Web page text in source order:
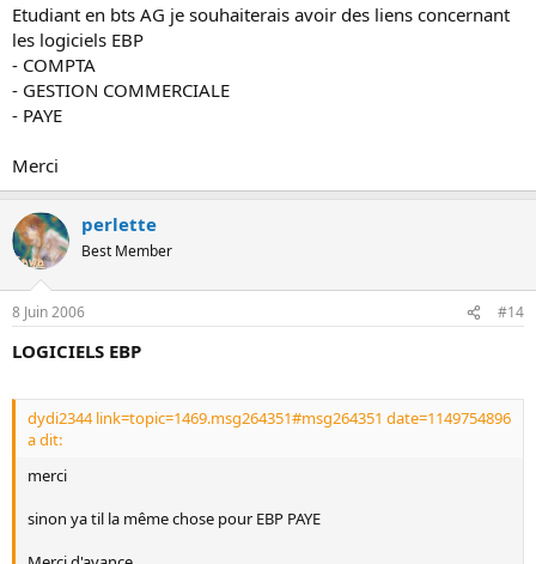
Etudiant en bts AG je souhaiterais avoir des liens concernant
les logiciels EBP
- COMPTA
- GESTION COMMERCIALE
- PAYE
Merci
perlette
Best Member
8 Juin 2006 #14
LOGICIELS EBP
dydi2344 link=topic=1469.msg264351#msg264351 date=1149754896
a dit:
merci
sinon ya til la même chose pour EBP PAYE